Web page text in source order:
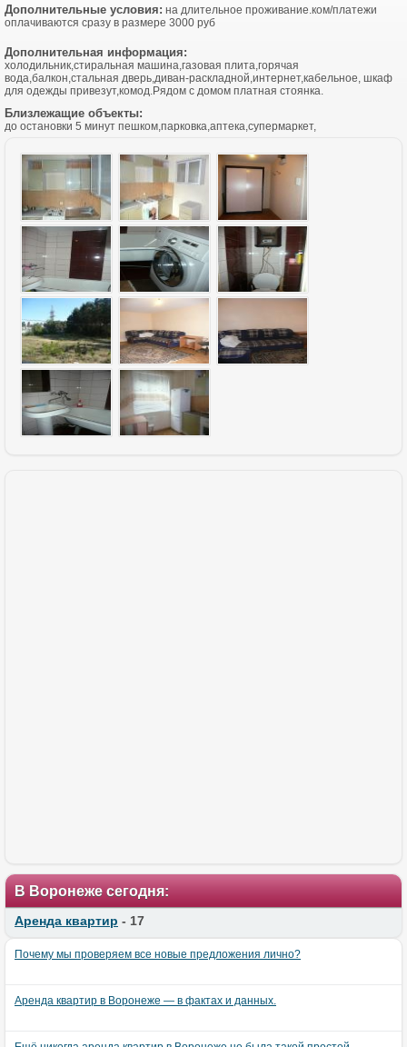
Дополнительные условия: на длительное проживание.ком/платежи
оплачиваются сразу в размере 3000 руб
Дополнительная информация:
холодильник,стиральная машина,газовая плита,горячая
вода,балкон,стальная дверь,диван-раскладной,интернет,кабельное, шкаф
для одежды привезут,комод.Рядом с домом платная стоянка.
Близлежащие объекты:
до остановки 5 минут пешком,парковка,аптека,супермаркет,
В Воронеже сегодня:
Аренда квартир - 17
Почему мы проверяем все новые предложения лично?
Аренда квартир в Воронеже — в фактах и данных.